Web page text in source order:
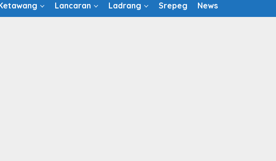
Lancaran Ladrang Srepeg News